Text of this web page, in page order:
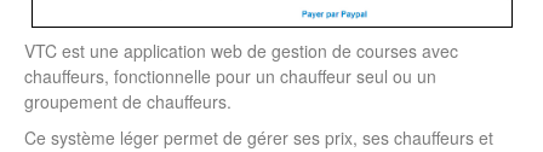
VTC est une application web de gestion de courses avec
chauffeurs, fonctionnelle pour un chauffeur seul ou un
groupement de chauffeurs.
Ce système léger permet de gérer ses prix, ses chauffeurs et